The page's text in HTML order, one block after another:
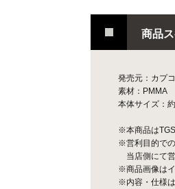
商品
発売元：カプ
素材：PMMA
本体サイズ：
※本商品は
※営利目的での
当店側にて営
※商品画像は
※内容・仕様は